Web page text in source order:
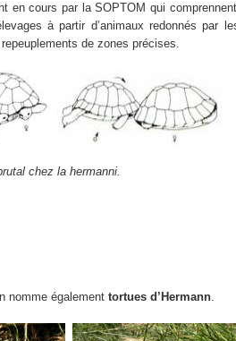
en cours par la SOPTOM qui
à partir d’animaux redonnés par
de zones précises.
chez la hermanni.
nomme également tortues d’Hermann.